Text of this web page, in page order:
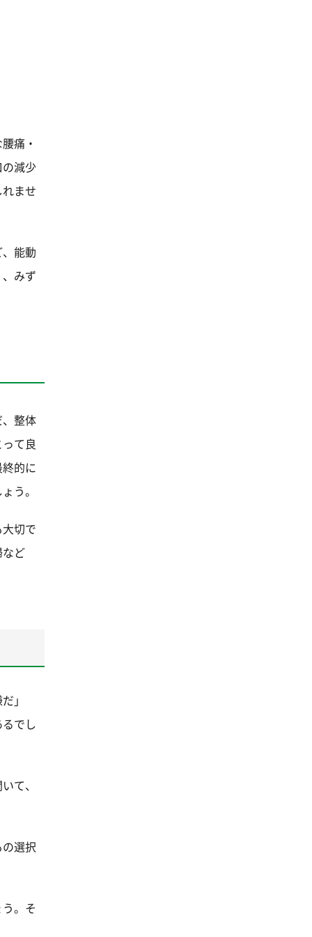
痛・
減少
ませ
能動
みず
整体
て良
的に
う。
切で
ど
」
でし
て、
選択
。そ